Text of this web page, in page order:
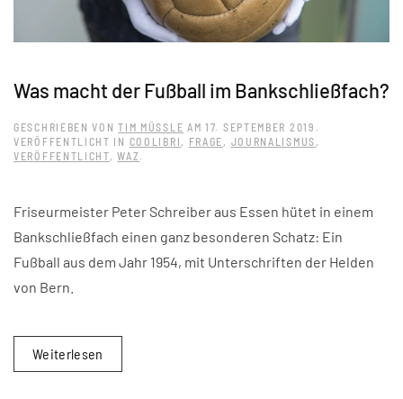
Was macht der Fußball im Bankschließfach?
GESCHRIEBEN VONTIM MÜSSLE AM17. SEPTEMBER 2019 .
VERÖFFENTLICHT IN COOLIBRI , FRAGE , JOURNALISMUS ,
VERÖFFENTLICHT,WAZ .
Friseurmeister Peter Schreiber aus Essen hütet in einem
Bankschließfach einen ganz besonderen Schatz: Ein
Fußball aus dem Jahr 1954, mit Unterschriften der Helden
von Bern.
Weiterlesen